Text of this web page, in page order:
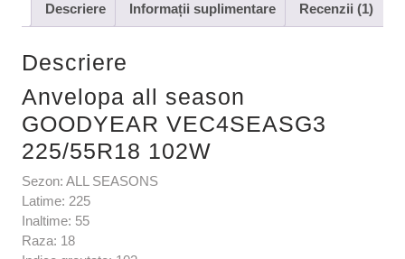
Descriere Informații suplimentare Recenzii (1)
Descriere
Anvelopa all season
GOODYEAR VEC4SEASG3
225/55R18 102W
Sezon: ALL SEASONS
Latime: 225
Inaltime: 55
Raza: 18